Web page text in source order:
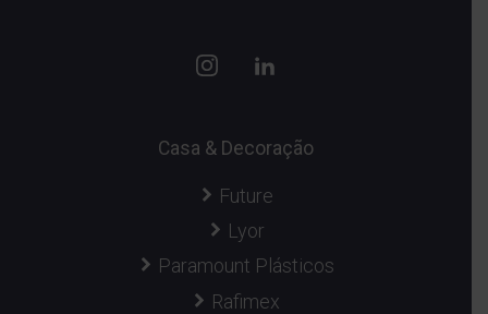
Casa & Decoração
Future
Lyor
Paramount Plásticos
Rafimex